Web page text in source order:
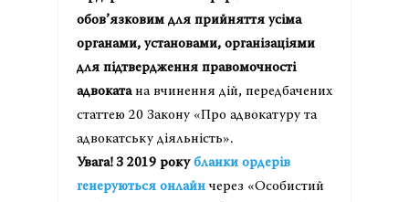
обов’язковим для прийняття усіма
органами, установами, організаціями
для підтвердження правомочності
адвокатана вчинення дій, передбачених
статтею 20 Закону «Про адвокатуру та
адвокатську діяльність».
Увага! З 2019 року бланки ордерів
генеруються онлайн через «Особистий